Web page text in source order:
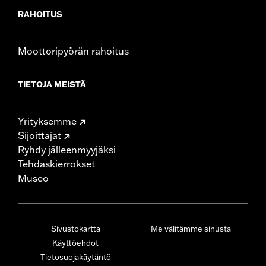
RAHOITUS
Moottoripyörän rahoitus
TIETOJA MEISTÄ
Yrityksemme
Sijoittajat
Ryhdy jälleenmyyjäksi
Tehdaskierrokset
Museo
Sivustokartta
Käyttöehdot
Tietosuojakäytäntö
Me välitämme sinusta